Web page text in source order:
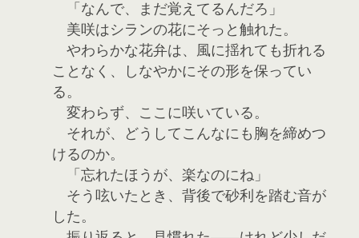
「なんで、まだ覚えてるんだろ」
美咲はシランの花にそっと触れた。
やわらかな花弁は、風に揺れても折れる
ことなく、しなやかにその形を保ってい
る。
変わらず、ここに咲いている。
それが、どうしてこんなにも胸を締めつ
けるのか。
「忘れたほうが、楽なのにね」
そう呟いたとき、背後で砂利を踏む音が
した。